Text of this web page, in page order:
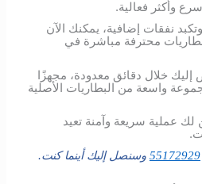
وأكثر فعالية.
نفقات إضافية، يمكنك الآن
محترفة مباشرة في
خلال دقائق معدودة، مجهزًا
واسعة من البطاريات الأصلية
عملية سريعة وآمنة تعيد
55172929 وسنصل إليك أينما كنت.